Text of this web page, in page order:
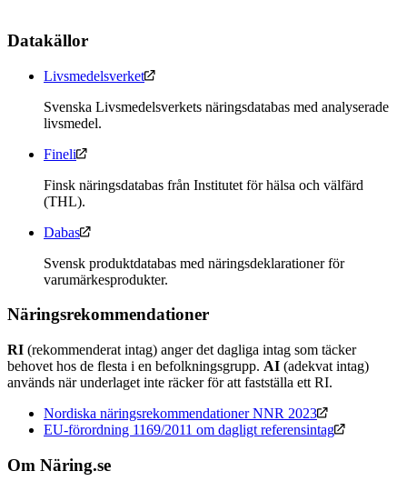
Datakällor
Livsmedelsverket
Svenska Livsmedelsverkets näringsdatabas med analyserade
livsmedel.
Fineli
Finsk näringsdatabas från Institutet för hälsa och välfärd
(THL).
Dabas
Svensk produktdatabas med näringsdeklarationer för
varumärkesprodukter.
Näringsrekommendationer
RI (rekommenderat intag) anger det dagliga intag som täcker
behovet hos de flesta i en befolkningsgrupp. AI (adekvat intag)
används när underlaget inte räcker för att fastställa ett RI.
Nordiska näringsrekommendationer NNR 2023
EU-förordning 1169/2011 om dagligt referensintag
Om Näring.se